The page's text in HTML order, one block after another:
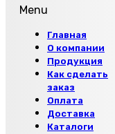
Menu
Главная
О компании
Продукция
Как сделать
заказ
Оплата
Доставка
Каталоги